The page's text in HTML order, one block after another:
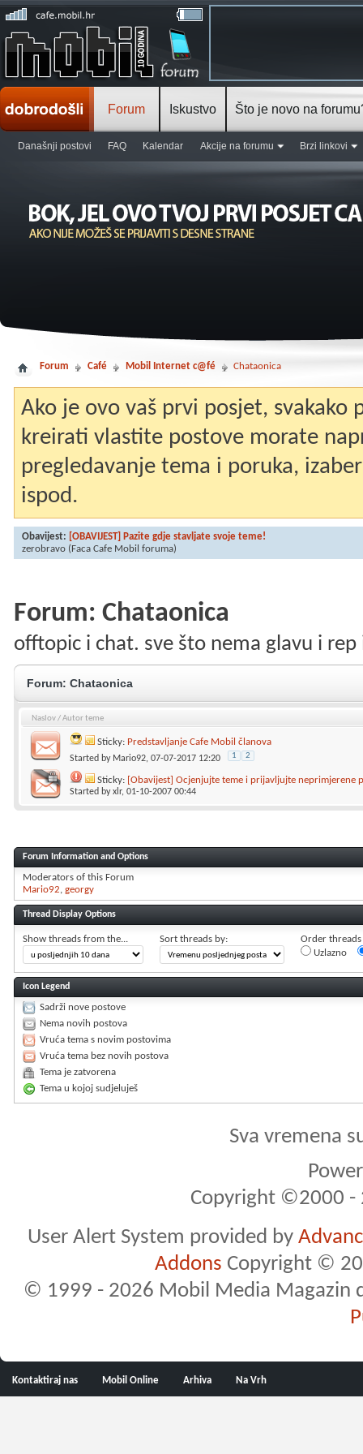
Forum
Današnji postovi FAQ Kalendar Akcije na forumu Brzi linkovi
Iskustvo Što je novo na
Forum Café Mobil Internet c@fé Chataonica
Ako je ovo vaš prvi posjet, svakako
kreirati vlastite postove morate
pregledavanje tema i poruka,
ispod.
Obavijest: [OBAVIJEST] Pazite gdje stavljate svoje teme!
zerobravo (Faca Cafe Mobil foruma)
Forum: Chataonica
offtopic i chat. sve što nema glavu i
Forum: Chataonica
Naslov/Autor teme
Sticky: Predstavljanje Cafe Mobil članova
Started by Mario92, 07-07-2017 12:20 1 2
Sticky: [Obavijest] Ocjenjujte teme i prijavljujte neprimjerene
Started byxlr, 01-10-2007 00:44
Forum Information and Options
Moderators of this Forum
Mario92 georgy
Thread Display Options
Show threads from the... Sort threads by:
Order threads
Uzlazno
Icon Legend
Sadrži nove postove
Nema novih postova
Vruća tema s novim postovima
Vruća tema bez novih postova
Tema je zatvorena
Tema u kojoj sudjeluješ
Sva vremena
Copyright ©2000 -
User Alert System provided by
Addons Copyright ©
© 1999 - 2026 Mobil Media Magazin
Kontaktiraj nas Mobil Online Arhiva Na Vrh